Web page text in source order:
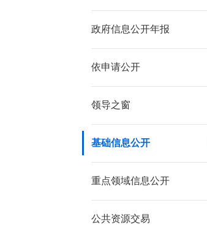
政府信息公开年报
依申请公开
领导之窗
基础信息公开
重点领域信息公开
公共资源交易